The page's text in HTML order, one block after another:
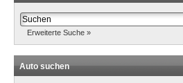
Erweiterte Suche »
Auto suchen